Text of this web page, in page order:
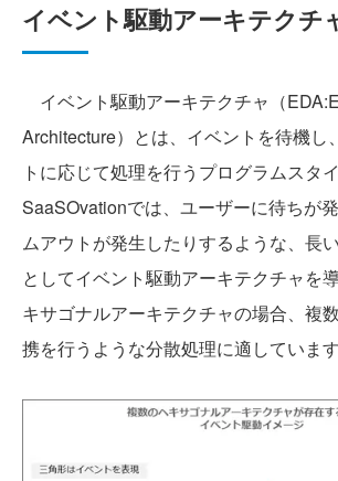
イベント駆動アーキテクチ
イベント駆動アーキテクチャ（
Architecture）とは、イベントを待機し
トに応じて処理を行うプログラムスタイ
SaaSOvationでは、ユーザーに待ちが
ムアウトが発生したりするような、長
としてイベント駆動アーキテクチャを
キサゴナルアーキテクチャの場合、複
携を行うような分散処理に適しています